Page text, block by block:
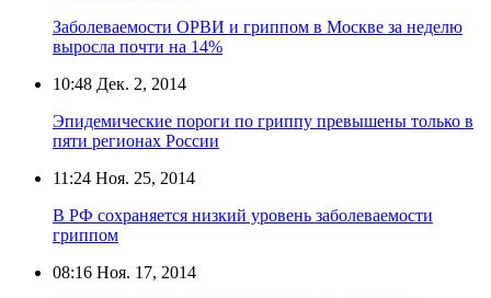
Заболеваемости ОРВИ и гриппом в Москве за неделю
выросла почти на 14%
10:48 Дек. 2, 2014
Эпидемические пороги по гриппу превышены только в
пяти регионах России
11:24 Ноя. 25, 2014
В РФ сохраняется низкий уровень заболеваемости
гриппом
08:16 Ноя. 17, 2014